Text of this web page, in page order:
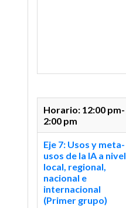
Horario: 12:00 pm-
2:00 pm
Eje 7: Usos y meta-
usos de la IA a nivel
local, regional,
nacional e
internacional
(Primer grupo)